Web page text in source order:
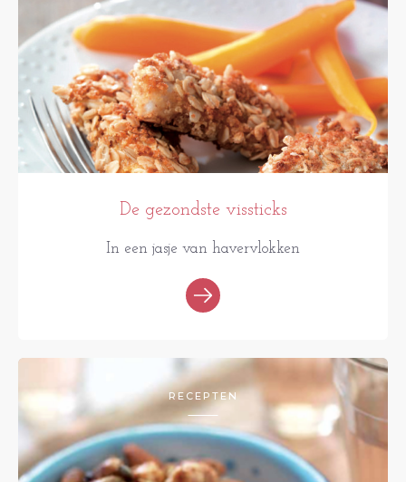
De gezondste vissticks
In een jasje van havervlokken
RECEPTEN